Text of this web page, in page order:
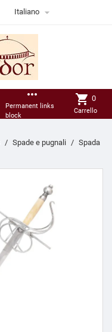
Italiano 
more_horiz
Permanent links
block
shopping_cart 0
Carrello
Spade e pugnali
Spada